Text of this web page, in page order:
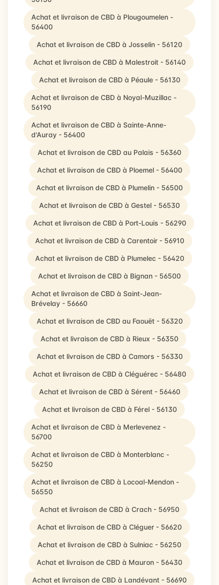
Achat et livraison de CBD à Plougoumelen -
56400
Achat et livraison de CBD à Josselin - 56120
Achat et livraison de CBD à Malestroit - 56140
Achat et livraison de CBD à Péaule - 56130
Achat et livraison de CBD à Noyal-Muzillac -
56190
Achat et livraison de CBD à Sainte-Anne-
d'Auray - 56400
Achat et livraison de CBD au Palais - 56360
Achat et livraison de CBD à Ploemel - 56400
Achat et livraison de CBD à Plumelin - 56500
Achat et livraison de CBD à Gestel - 56530
Achat et livraison de CBD à Port-Louis - 56290
Achat et livraison de CBD à Carentoir - 56910
Achat et livraison de CBD à Plumelec - 56420
Achat et livraison de CBD à Bignan - 56500
Achat et livraison de CBD à Saint-Jean-
Brévelay - 56660
Achat et livraison de CBD au Faouët - 56320
Achat et livraison de CBD à Rieux - 56350
Achat et livraison de CBD à Camors - 56330
Achat et livraison de CBD à Cléguérec - 56480
Achat et livraison de CBD à Sérent - 56460
Achat et livraison de CBD à Férel - 56130
Achat et livraison de CBD à Merlevenez -
56700
Achat et livraison de CBD à Monterblanc -
56250
Achat et livraison de CBD à Locoal-Mendon -
56550
Achat et livraison de CBD à Crach - 56950
Achat et livraison de CBD à Cléguer - 56620
Achat et livraison de CBD à Sulniac - 56250
Achat et livraison de CBD à Mauron - 56430
Achat et livraison de CBD à Landévant - 56690